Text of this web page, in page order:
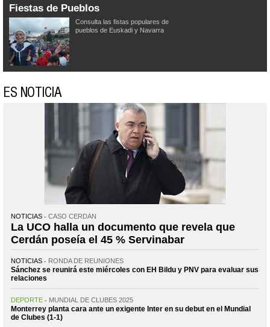
Fiestas de Pueblos
Consulta las fistas populares de
pueblos de Euskadi y Navarra
ES NOTICIA
NOTICIAS CASO CERDÁN
La UCO halla un documento que revela que
Cerdán poseía el 45 % Servinabar
NOTICIAS RONDA DE REUNIONES
Sánchez se reunirá este miércoles con EH Bildu y PNV para evaluar sus
relaciones
DEPORTE MUNDIAL DE CLUBES 2025
Monterrey planta cara ante un exigente Inter en su debut en el Mundial
de Clubes (1-1)